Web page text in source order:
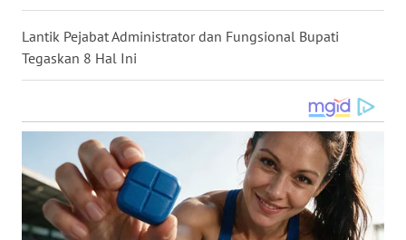
Lantik Pejabat Administrator dan Fungsional Bupati
Tegaskan 8 Hal Ini
SULSEL
WN
GORONTALO
WN
WN
MALUKU